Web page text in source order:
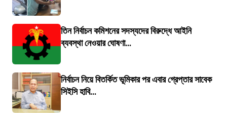
তিন নির্বাচন কমিশনের সদস্যদের বিরুদ্ধে আইনি
ব্যবস্থা নেওয়ার ঘোষণা...
নির্বাচন নিয়ে বিতর্কিত ভূমিকার পর এবার গ্রেপ্তার সাবেক
সিইসি হাবি...